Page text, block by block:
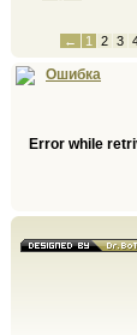
← 1 2 3
Ошибка
Error while